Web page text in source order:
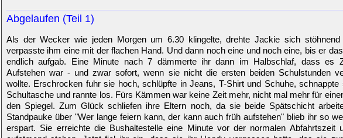
Abgelaufen (Teil 1)
Als der Wecker wie jeden Morgen um 6.30 klingelte, drehte Jackie sich
verpasste ihm eine mit der flachen Hand. Und dann noch eine und noch eine, bis er
endlich aufgab. Eine Minute nach 7 dämmerte ihr dann im Halbschlaf, dass es
Aufstehen war - und zwar sofort, wenn sie nicht die ersten beiden Schulstunden
wollte. Erschrocken fuhr sie hoch, schlüpfte in Jeans, T-Shirt und Schuhe, schnappte
Schultasche und rannte los. Fürs Kämmen war keine Zeit mehr, nicht mal mehr für
den Spiegel. Zum Glück schliefen ihre Eltern noch, da sie beide Spätschicht
Standpauke über "Wer lange feiern kann, der kann auch früh aufstehen" blieb ihr so
erspart. Sie erreichte die Bushaltestelle eine Minute vor der normalen Abfahrtszeit